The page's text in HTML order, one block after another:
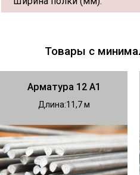
Товары с
Арматура 12 А1
Длина 11,7